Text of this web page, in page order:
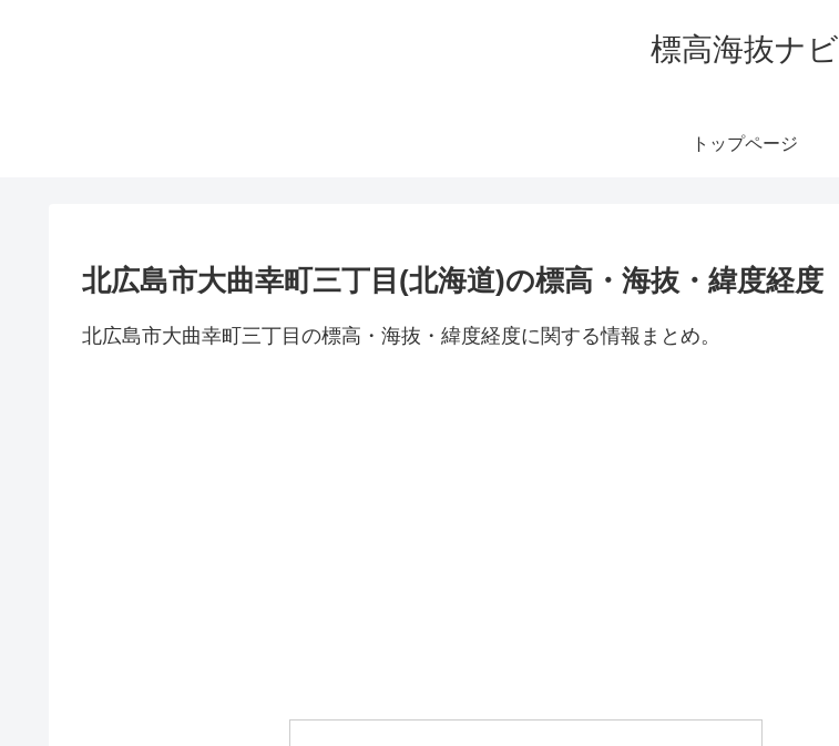
標高海抜ナビ
トップページ
北広島市大曲幸町三丁目(北海道)の標高・海抜・緯度経度
北広島市大曲幸町三丁目の標高・海抜・緯度経度に関する情報まとめ。